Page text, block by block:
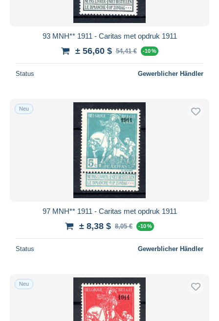
93 MNH** 1911 - Caritas met opdruk 1911
± 56,60 $ 54,41 € -10 %
Status Gewerblicher Händler
Neu
97 MNH** 1911 - Caritas met opdruk 1911
± 8,38 $ 8,05 € -10 %
Status Gewerblicher Händler
Neu